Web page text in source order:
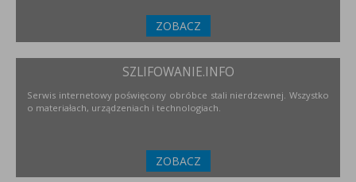
ZOBACZ
SZLIFOWANIE.INFO
Serwis internetowy poświęcony obróbce stali nierdzewnej. Wszystko
o materiałach, urządzeniach i technologiach.
ZOBACZ